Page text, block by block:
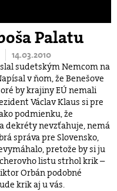
Palatu
14.03.2010
sudetským Nemcom na
v ňom, že Benešove
by krajiny EÚ nemali
Václav Klaus si pre
podmienku, že
dekréty nevzťahuje, nemá
správa pre Slovensko,
pretože by si ju
listu strhol krik –
Orbán podobné
krik aj u vás.